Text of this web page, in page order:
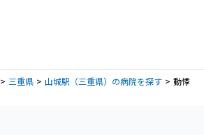
三重県 山城駅（三重県）の病院を探す
動悸